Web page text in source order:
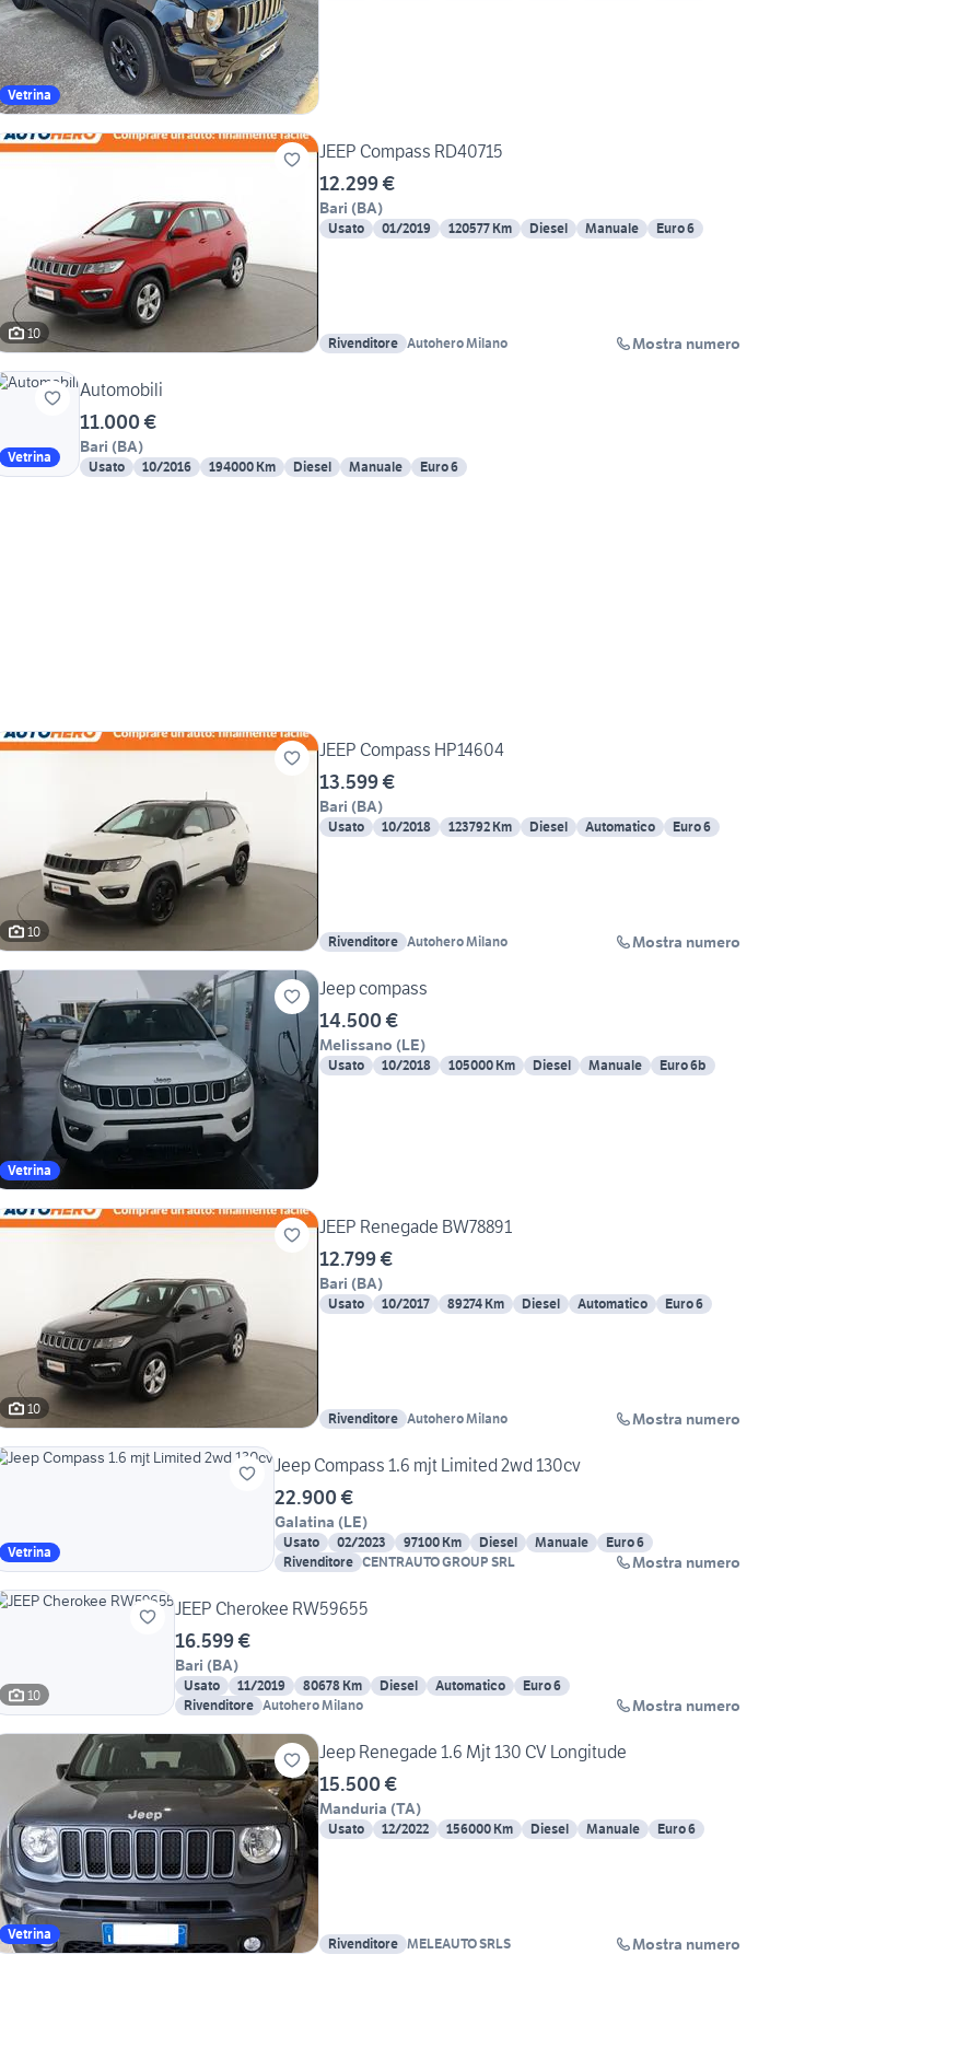
Vetrina
10
JEEP Compass RD40715
12.299 €
Bari (BA)
Usato 01/2019 120577 Km Diesel Manuale Euro 6
Rivenditore Autohero Milano Mostra numero
Vetrina
Automobili
11.000 €
Bari (BA)
Usato 10/2016 194000 Km Diesel Manuale Euro 6
10
JEEP Compass HP14604
13.599 €
Bari (BA)
Usato 10/2018 123792 Km Diesel Automatico Euro 6
Rivenditore Autohero Milano Mostra numero
Vetrina
Jeep compass
14.500 €
Melissano (LE)
Usato 10/2018 105000 Km Diesel Manuale Euro 6b
10
JEEP Renegade BW78891
12.799 €
Bari (BA)
Usato 10/2017 89274 Km Diesel Automatico Euro 6
Rivenditore Autohero Milano Mostra numero
Vetrina
Jeep Compass 1.6 mjt Limited 2wd 130cv
22.900 €
Galatina (LE)
Usato 02/2023 97100 Km Diesel Manuale
Euro 6
Rivenditore CENTRAUTO GROUP SRL Mostra numero
10
JEEP Cherokee RW59655
16.599 €
Bari (BA)
Usato 11/2019 80678 Km Diesel Automatico
Euro 6
Rivenditore Autohero Milano Mostra numero
Vetrina
Jeep Renegade 1.6 Mjt 130 CV Longitude
15.500 €
Manduria (TA)
Usato 12/2022 156000 Km Diesel Manuale Euro 6
Rivenditore MELEAUTO SRLS Mostra numero